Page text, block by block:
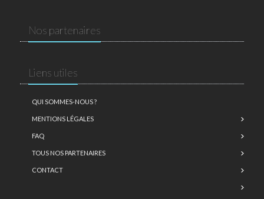
Nos partenaires
Liens utiles
QUI SOMMES-NOUS ?
MENTIONS LÉGALES
FAQ
TOUS NOS PARTENAIRES
CONTACT